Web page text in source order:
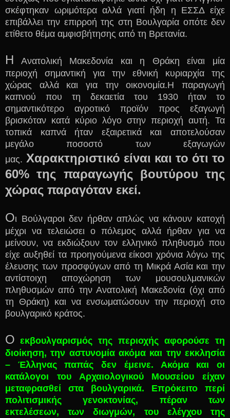
σκέφτηκαν ωριμότερα αλλά γιατί ήδη η ΕΣΣΔ είχε
επιβάλλει την επιρροή της στη Βουλγαρία οπότε δεν
ετίθετο θέμα αμφισβήτησης από τη Βρετανία.
Η Ανατολική Μακεδονία και η Θράκη είναι μία
περιοχή σημαντική για την εθνική κυριαρχία της
χώρας αλλά και για την οικονομία.Η παραγωγή
καπνού που τη δεκαετία του 1930 ήταν το
σημαντικότερο αγροτικό προϊόν προς εξαγωγή
βρισκόταν κατά κύριο λόγο στην περιοχή αυτή. Τα
τοπικά καπνά ήταν εξαιρετικά και αποτελούσαν
μεγάλο ποσοστό των εξαγωγών
μας. Χαρακτηριστικό είναι και το ότι το
60% της παραγωγής βουτύρου της
χώρας παραγόταν εκεί.
Οι Βούλγαροι δεν ήρθαν απλώς να κάνουν κατοχή
μέχρι να τελειώσει ο πόλεμος αλλά ήρθαν για να
μείνουν, να εκδιώξουν τον ελληνικό πληθυσμό που
είχε αυξηθεί τα προηγούμενα είκοσι χρόνια λόγω της
έλευσης των προσφύγων από τη Μικρά Ασία και την
αντίστοιχη αποχώρηση των μουσουλμανικών
πληθυσμών από την Ανατολική Μακεδονία (όχι από
τη Θράκη) και να ενσωματώσουν την περιοχή στο
βουλγαρικό κράτος.
Ο εκβουλγαρισμός της περιοχής αφορούσε τη
διοίκηση, την αστυνομία ακόμα και την εκκλησία
– Έλληνας παπάς δεν έμεινε. Ακόμα και οι
κατάλογοι του Αρχαιολογικού Μουσείου είχαν
μεταφρασθεί στα βουλγαρικά. Επρόκειτο περί
πολιτισμικής γενοκτονίας, πέραν των
εκτελέσεων, των διωγμών, του ελέγχου της